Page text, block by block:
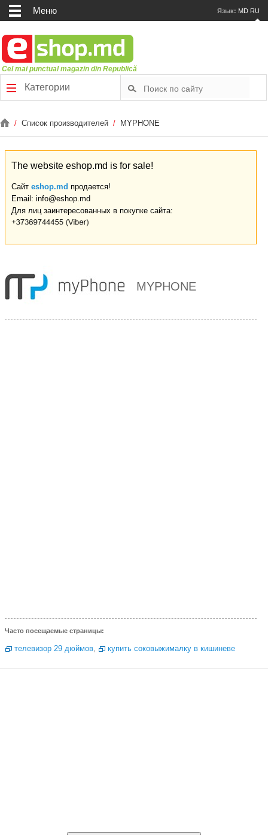
Меню Язык: MD RU
Cel mai punctual magazin din Republică
Категории
/ Список производителей / MYPHONE
The website eshop.md is for sale!
Сайт eshop.md продается!
Email: info@eshop.md
Для лиц заинтересованных в покупке сайта:
MYPHONE
Часто посещаемые страницы:
телевизор 29 дюймов, купить соковыжималку в кишиневе